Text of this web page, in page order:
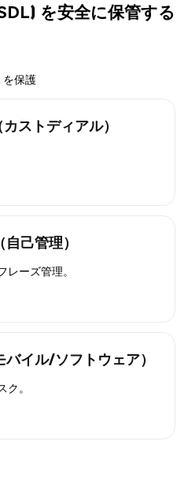
を安全に保管する
を保護
ストディアル）
己管理）
ーズ管理。
イル/ソフトウェア）
。